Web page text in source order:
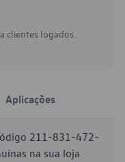
clientes logados.
Aplicações
211-831-472-
na sua loja